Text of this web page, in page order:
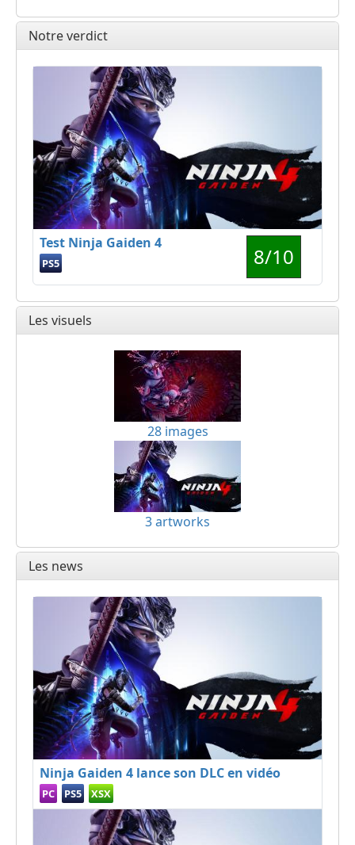
Notre verdict
Test Ninja Gaiden 4
PS5 8/10
Les visuels
28 images
3 artworks
Les news
Ninja Gaiden 4 lance son DLC en vidéo
PC PS5 XSX